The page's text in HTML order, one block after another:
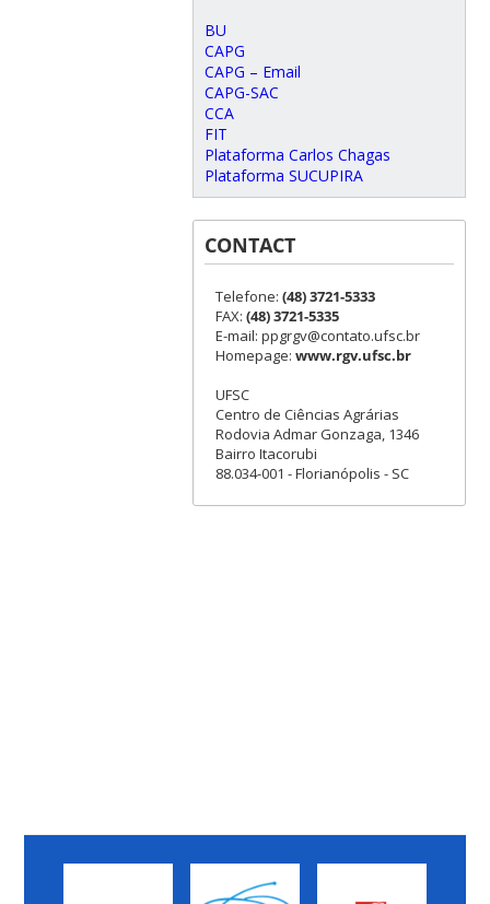
BU
CAPG
CAPG – Email
CAPG-SAC
CCA
FIT
Plataforma Carlos Chagas
Plataforma SUCUPIRA
CONTACT
Telefone: (48) 3721-5333
FAX: (48) 3721-5335
E-mail: ppgrgv@contato.ufsc.br
Homepage: www.rgv.ufsc.br
UFSC
Centro de Ciências Agrárias
Rodovia Admar Gonzaga, 1346
Bairro Itacorubi
88.034-001 - Florianópolis - SC